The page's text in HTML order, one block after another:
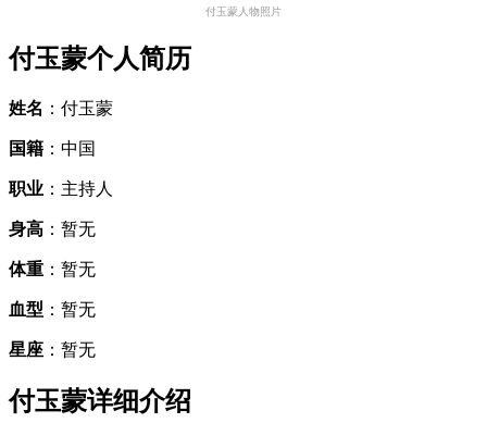
付玉蒙人物照片
付玉蒙个人简历
姓名 ：付玉蒙
国籍 ：中国
职业 ：主持人
身高 ：暂无
体重 ：暂无
血型 ：暂无
星座 ：暂无
付玉蒙详细介绍